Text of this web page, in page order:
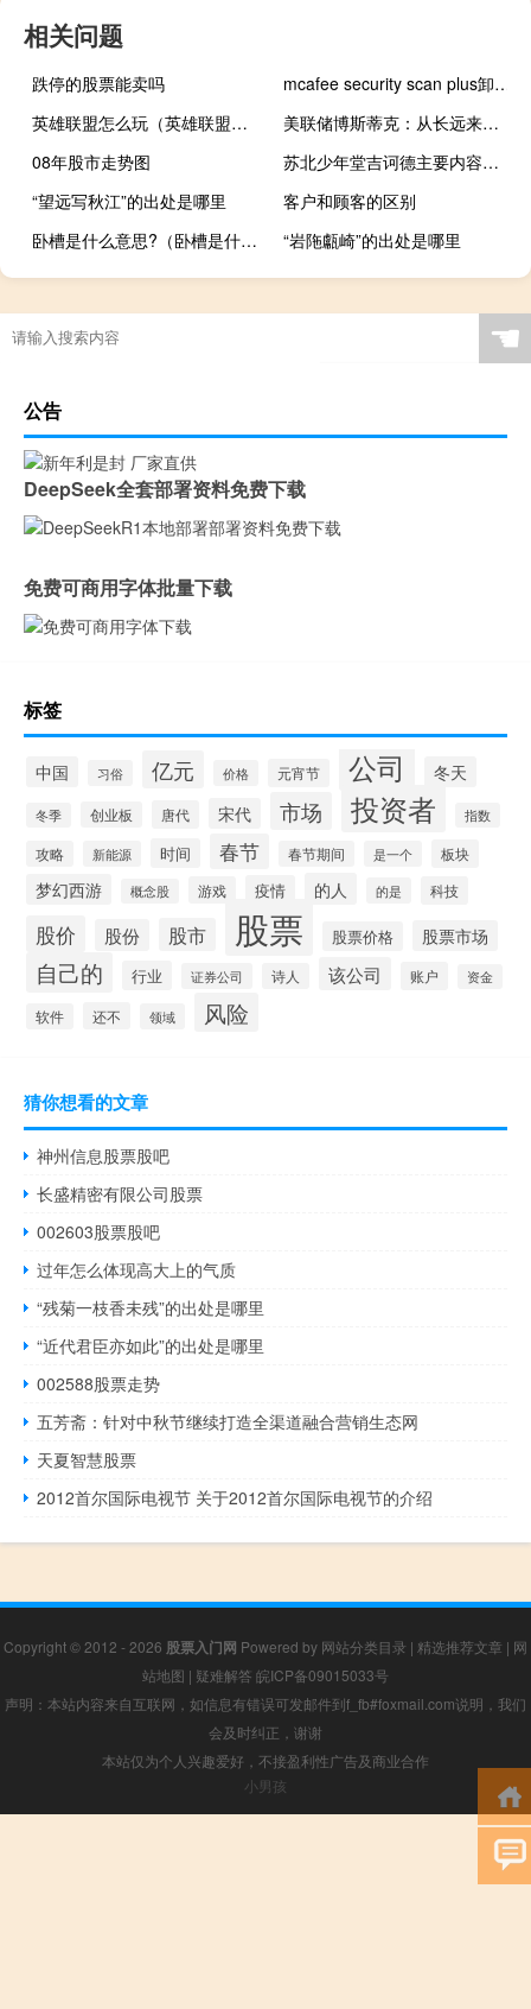
相关问题
跌停的股票能卖吗
mcafee security scan plus卸载灰色
英雄联盟怎么玩（英雄联盟怎么玩）
美联储博斯蒂克：从长远来看利率可能比过去更高
08年股市走势图
苏北少年堂吉诃德主要内容（堂吉诃德主要内容）
“望远写秋江”的出处是哪里
客户和顾客的区别
卧槽是什么意思?（卧槽是什么意思）
“岩陁甗崎”的出处是哪里
☚
公告
DeepSeek全套部署资料免费下载
免费可商用字体批量下载
标签
中国 习俗 亿元 价格 元宵节 公司 冬天
冬季 创业板 唐代 宋代 市场 投资者 指数
攻略 新能源 时间 春节 春节期间 是一个 板块
梦幻西游 概念股 游戏 疫情 的人 的是 科技
股价 股份 股市 股票 股票价格 股票市场
自己的 行业 证券公司 诗人 该公司 账户 资金
软件 还不 领域 风险
猜你想看的文章
神州信息股票股吧
长盛精密有限公司股票
002603股票股吧
过年怎么体现高大上的气质
“残菊一枝香未残”的出处是哪里
“近代君臣亦如此”的出处是哪里
002588股票走势
五芳斋：针对中秋节继续打造全渠道融合营销生态网
天夏智慧股票
2012首尔国际电视节 关于2012首尔国际电视节的介绍
Copyright © 2012 - 2026 股票入门网 Powered by 网站分类目录 | 精选推荐文章 | 网
站地图 | 疑难解答 皖ICP备09015033号
声明：本站内容来自互联网，如信息有错误可发邮件到f_fb#foxmail.com说明，我们
会及时纠正，谢谢
本站仅为个人兴趣爱好，不接盈利性广告及商业合作
小男孩